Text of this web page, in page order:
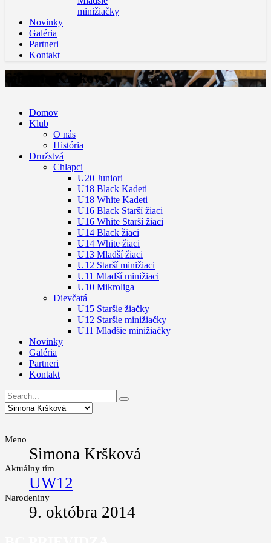
minižiačky
Novinky
Galéria
Partneri
Kontakt
Simona Kršková
Domov
Klub
O nás
História
Družstvá
Chlapci
U20 Juniori
U18 Black Kadeti
U18 White Kadeti
U16 Black Starší žiaci
U16 White Starší žiaci
U14 Black žiaci
U14 White žiaci
U13 Mladší žiaci
U12 Starší minižiaci
U11 Mladší minižiaci
U10 Mikroliga
Dievčatá
U15 Staršie žiačky
U12 Staršie minižiačky
U11 Mladšie minižiačky
Novinky
Galéria
Partneri
Kontakt
Meno
Simona Kršková
Aktuálny tím
UW12
Narodeniny
9. októbra 2014